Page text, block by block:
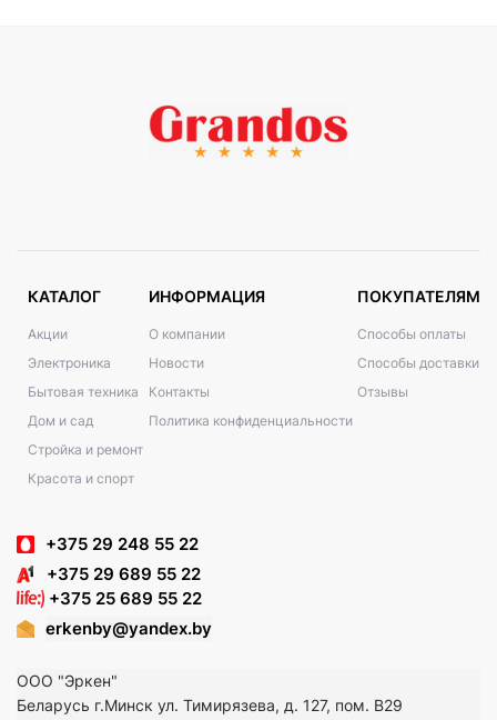
КАТАЛОГ
Акции
Электроника
Бытовая техника
Дом и сад
Стройка и ремонт
Красота и спорт
ИНФОРМАЦИЯ
О компании
Новости
Контакты
Политика конфиденциальности
ПОКУПАТЕЛЯМ
Способы оплаты
Способы доставки
Отзывы
+375 29 248 55 22
+375 29 689 55 22
+375 25 689 55 22
erkenby@yandex.by
ООО "Эркен"
Беларусь г.Минск ул. Тимирязева, д. 127, пом. В29